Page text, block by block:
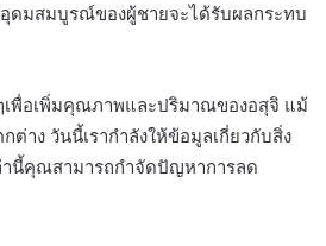
อุดมสมบูรณ์ของผู้ชายจะได้รับผลกระทบ
เพื่อเพิ่มคุณภาพและปริมาณของอสุจิ แม้
าง วันนี้เรากำลังให้ข้อมูลเกี่ยวกับสิ่ง
านี้คุณสามารถกำจัดปัญหาการลด